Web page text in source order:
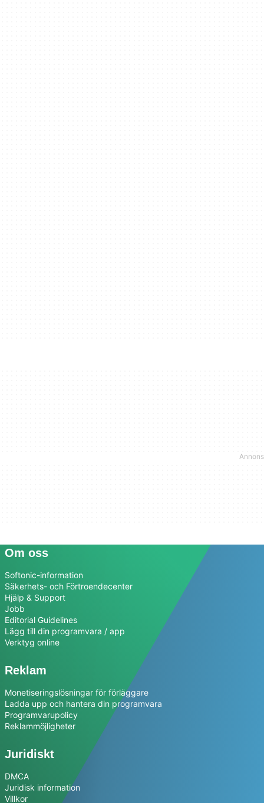
Om oss
Softonic-information
Säkerhets- och Förtroendecenter
Hjälp & Support
Jobb
Editorial Guidelines
Lägg till din programvara / app
Verktyg online
Reklam
Monetiseringslösningar för förläggare
Ladda upp och hantera din programvara
Programvarupolicy
Reklammöjligheter
Juridiskt
DMCA
Juridisk information
Villkor